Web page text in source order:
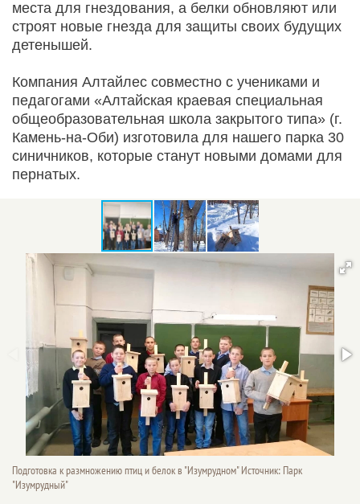
места для гнездования, а белки обновляют или
строят новые гнезда для защиты своих будущих
детенышей.
Компания Алтайлес совместно с учениками и
педагогами «Алтайская краевая специальная
общеобразовательная школа закрытого типа» (г.
Камень-на-Оби) изготовила для нашего парка 30
синичников, которые станут новыми домами для
пернатых.
Подготовка к размножению птиц и белок в "Изумрудном" Источник: Парк
"Изумрудный"